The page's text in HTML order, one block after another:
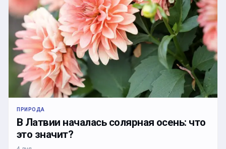
ПРИРОДА
В Латвии началась солярная осень: что
это значит?